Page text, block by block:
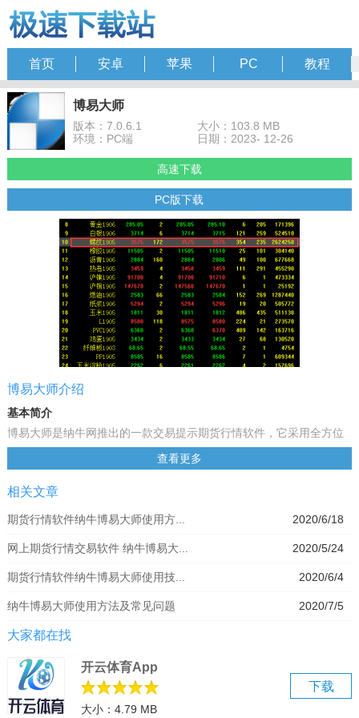
首页 安卓 苹果 PC 教程
博易大师
版本：7.0.6.1
大小：103.8 MB
环境：PC端
日期：2023- 12-26
高速下载
PC版下载
博易大师介绍
基本简介
博易大师是纳牛网推出的一款交易提示期货行情软件，它采用全方位
的设计方案，功能强大，操作简单，是一款不可缺少的工具。博易大
师支持24小时全球品种看盘需求，这是非常实用的工具，支持国内等
市场的实时行情显示及图表技术分析。
博易大师功能特色：
2、采用领先的计算机开发技术、全方位的设计方案
3、支持24小时全球品种看盘需求
查看更多
相关文章
2020/6/18
期货行情软件纳牛博易大师使用方...
2020/5/24
网上期货行情交易软件 纳牛博易大...
2020/6/4
期货行情软件纳牛博易大师使用技...
2020/7/5
纳牛博易大师使用方法及常见问题
大家都在找
下载
开云体育App
大小：4.79 MB